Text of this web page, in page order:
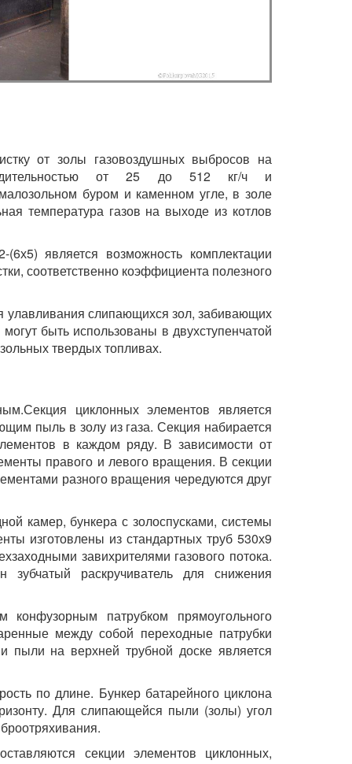
от золы газовоздушных выбросов на
от 25 до 512 кг/ч и
буром и каменном угле, в золе
температура газов на выходе из котлов
является возможность комплектации
соответственно коэффициента полезного
улавливания слипающихся зол, забивающих
быть использованы в двухступенчатой
твердых топливах.
циклонных элементов является
пыль в золу из газа. Секция набирается
в каждом ряду. В зависимости от
правого и левого вращения. В секции
разного вращения чередуются друг
камер, бункера с золоспусками, системы
изготовлены из стандартных труб 530х9
завихрителями газового потока.
раскручиватель для снижения
конфузорным патрубком прямоугольного
между собой переходные патрубки
пыли на верхней трубной доске является
по длине. Бункер батарейного циклона
Для слипающейся пыли (золы) угол
секции элементов циклонных,